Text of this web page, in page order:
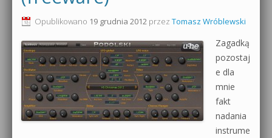
Produkcja muzyczna od podstaw
Sylenth1 od podstaw
Sound Forge od podstaw
Dubstep z syntezatorem Massive
0dB.pl - informacje
Newsletter
Materiały dla mediów
Archiwum aktualności
Opublikowano 19 grudnia 2012 przez Tomasz Wróblewski
Zagadką
pozostaj
e dla
mnie
fakt
nadania
instrume